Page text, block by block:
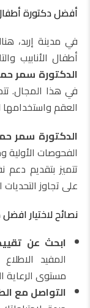
أفضل دكتورة
في مدينة إربد،
أطفال الأنابيب
الدكتورة سمر
في هذا المجال.
العقم واستخدامها
الدكتورة سمر
الفحوصات الأولية
تتميز بتقديم
على تجاوز
نصائح لاختيار
ابحث عن
المفيد
مستوى الرعاية
التواصل مع